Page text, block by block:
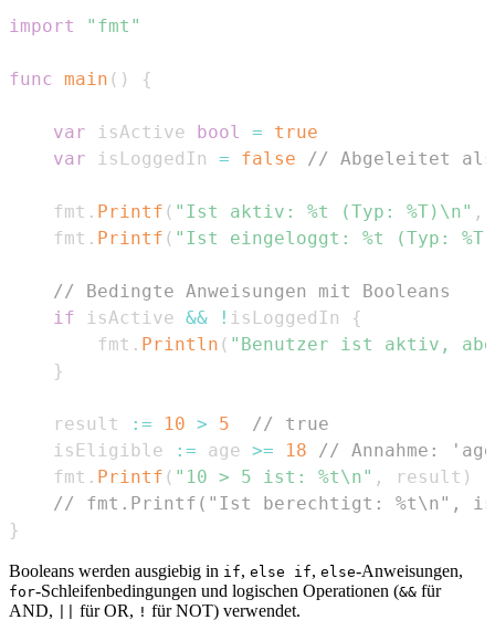
import "fmt"
func main ( ) {
var isActive bool =
true
var isLoggedIn = false // Abgeleitet
	fmt
. Printf ( "Ist aktiv: %t (Typ: %T)\n" ,
	fmt
. Printf ( "Ist eingeloggt: %t (Typ:
// Bedingte Anweisungen mit Booleans
if isActive && ! isLoggedIn
{
		fmt
. Println ( "Benutzer ist aktiv,
}
	result
:= 10 > 5
// true
	isEligible
:= age >= 18
// Annahme:
	fmt
. Printf ( "10 > 5 ist: %t\n" , result )
// fmt.Printf("Ist berechtigt: %t\n",
}
Booleans werden ausgiebig in if, else if, else-Anweisungen,
for-Schleifenbedingungen und logischen Operationen (&& für
AND,
für OR, ! für NOT) verwendet.